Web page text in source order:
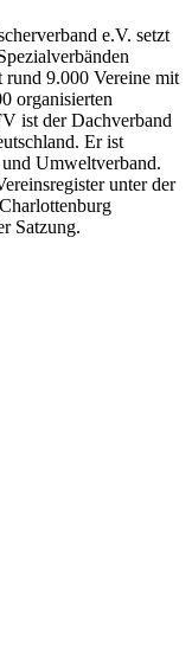
e.V. setzt
rund 9.000 Vereine mit
organisierten
ist der Dachverband
Er ist
Umweltverband.
unter der
Satzung.